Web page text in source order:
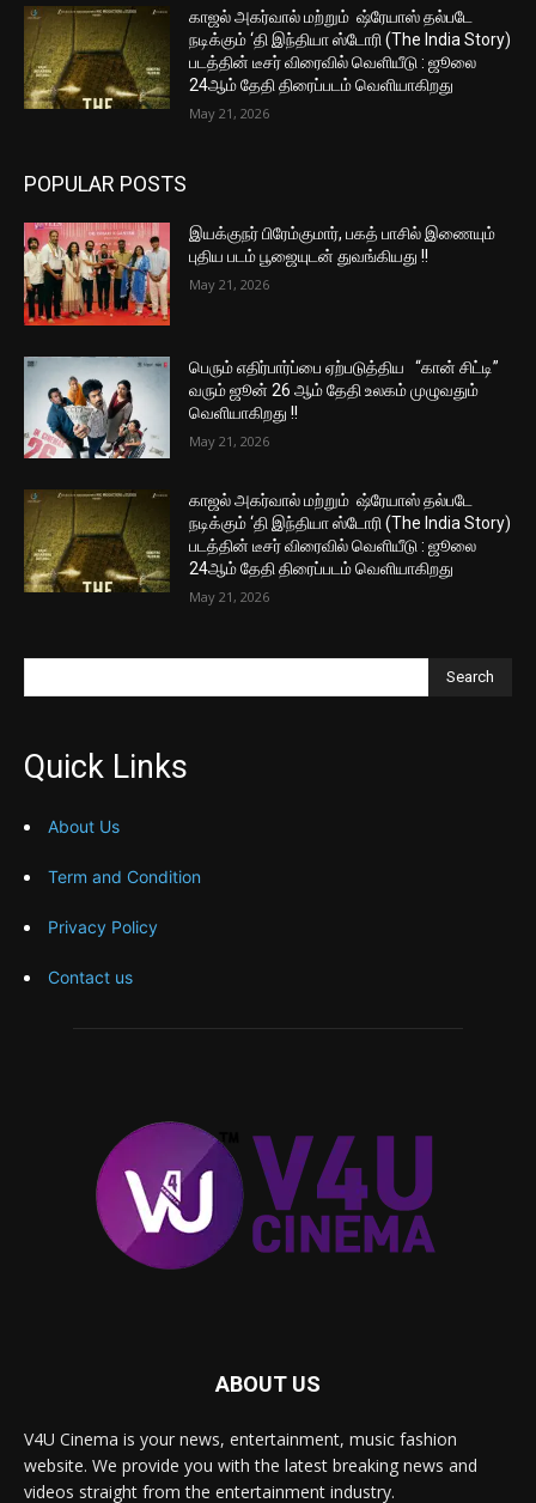
காஜல் அகர்வால் மற்றும் ஷ்ரேயாஸ் தல்படே
நடிக்கும் ‘தி இந்தியா ஸ்டோரி (The India Story)
படத்தின் டீசர் விரைவில் வெளியீடு : ஜூலை
24ஆம் தேதி திரைப்படம் வெளியாகிறது
May 21, 2026
POPULAR POSTS
இயக்குநர் பிரேம்குமார், பகத் பாசில் இணையும்
புதிய படம் பூஜையுடன் துவங்கியது !!
May 21, 2026
பெரும் எதிர்பார்ப்பை ஏற்படுத்திய “கான் சிட்டி”
வரும் ஜூன் 26 ஆம் தேதி உலகம் முழுவதும்
வெளியாகிறது !!
May 21, 2026
காஜல் அகர்வால் மற்றும் ஷ்ரேயாஸ் தல்படே
நடிக்கும் ‘தி இந்தியா ஸ்டோரி (The India Story)
படத்தின் டீசர் விரைவில் வெளியீடு : ஜூலை
24ஆம் தேதி திரைப்படம் வெளியாகிறது
May 21, 2026
Search
Quick Links
About Us
Term and Condition
Privacy Policy
Contact us
ABOUT US
V4U Cinema is your news, entertainment, music fashion
website. We provide you with the latest breaking news and
videos straight from the entertainment industry.